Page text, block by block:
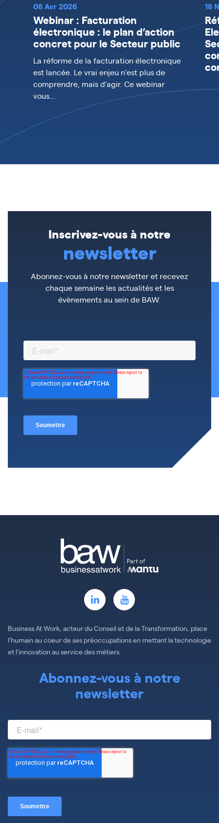
08 Avr 2026
Webinar : Facturation
électronique : le plan d’action
concret pour le Secteur public
La réforme de la facturation électronique
est lancée. Le vrai enjeu n’est plus de
comprendre, mais d’agir. Ce webinar
vous…
18
Inscrivez-vous à notre
newsletter
Abonnez-vous à notre newsletter et recevez
chaque semaine les actualités et les
évènements au sein de BAW.
Business At Work, acteur du Conseil et de la Transformation, place
l’humain au coeur de ses préoccupations en mettant la technologie
et l’innovation au service des métiers.
Abonnez-vous à notre
newsletter